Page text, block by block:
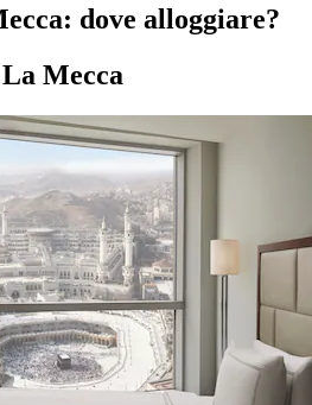
dove alloggiare?
Mecca